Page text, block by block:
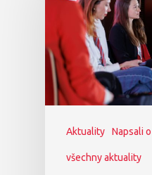
Aktuality Napsali
všechny aktuality